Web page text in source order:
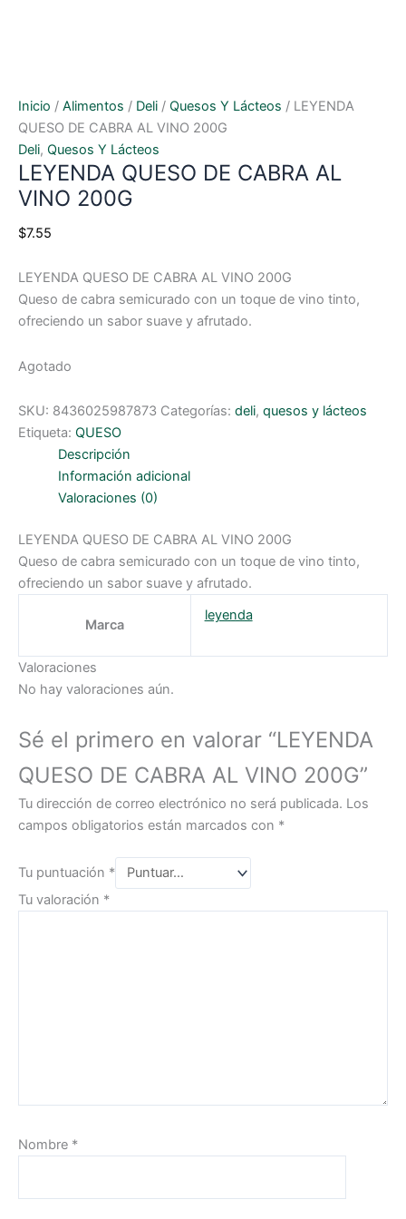
Inicio / Alimentos / Deli / Quesos Y Lácteos / LEYENDA
QUESO DE CABRA AL VINO 200G
Deli, Quesos Y Lácteos
LEYENDA QUESO DE CABRA AL
VINO 200G
$7.55
LEYENDA QUESO DE CABRA AL VINO 200G
Queso de cabra semicurado con un toque de vino tinto,
ofreciendo un sabor suave y afrutado.
Agotado
SKU: 8436025987873 Categorías: deli, quesos y lácteos
Etiqueta: QUESO
Descripción
Información adicional
Valoraciones (0)
LEYENDA QUESO DE CABRA AL VINO 200G
Queso de cabra semicurado con un toque de vino tinto,
ofreciendo un sabor suave y afrutado.
Marca
leyenda
Valoraciones
No hay valoraciones aún.
Sé el primero en valorar “LEYENDA
QUESO DE CABRA AL VINO 200G”
Tu dirección de correo electrónico no será publicada. Los
campos obligatorios están marcados con *
Tu puntuación *
Tu valoración *
Nombre *